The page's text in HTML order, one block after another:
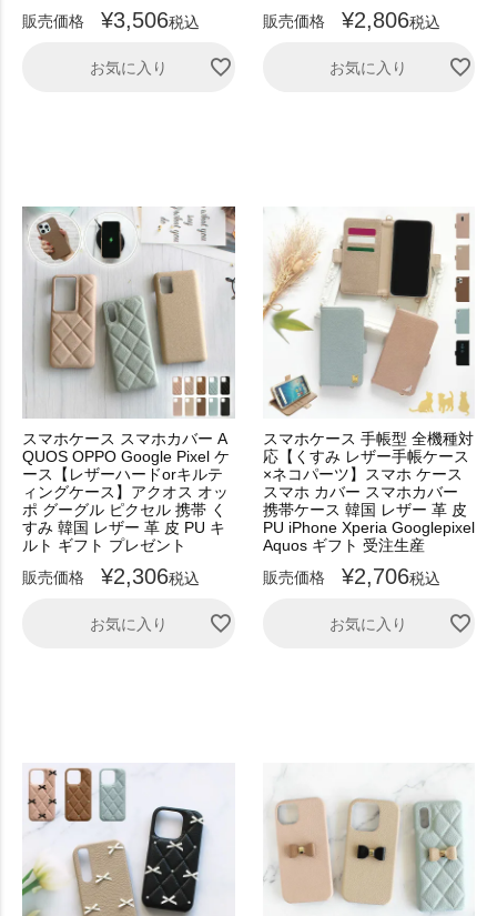
販売価格
¥3,506税込
お気に入り
販売価格
¥2,806税込
お気に入り
スマホケース スマホカバー A
QUOS OPPO Google Pixel ケ
ース【レザーハードorキルテ
ィングケース】アクオス オッ
ポ グーグル ピクセル 携帯 く
すみ 韓国 レザー 革 皮 PU キ
ルト ギフト プレゼント
販売価格
¥2,306税込
お気に入り
スマホケース 手帳型 全機種対
応【くすみ レザー手帳ケース
×ネコパーツ】スマホ ケース
スマホ カバー スマホカバー
携帯ケース 韓国 レザー 革 皮
PU iPhone Xperia Googlepixel
Aquos ギフト 受注生産
販売価格
¥2,706税込
お気に入り